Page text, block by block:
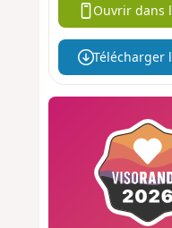
Ouvrir dans
Télécharger